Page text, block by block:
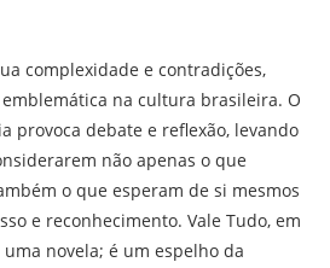
complexidade e contradições,
na cultura brasileira. O
provoca debate e reflexão, levando
não apenas o que
o que esperam de si mesmos
e reconhecimento. Vale Tudo, em
novela; é um espelho da